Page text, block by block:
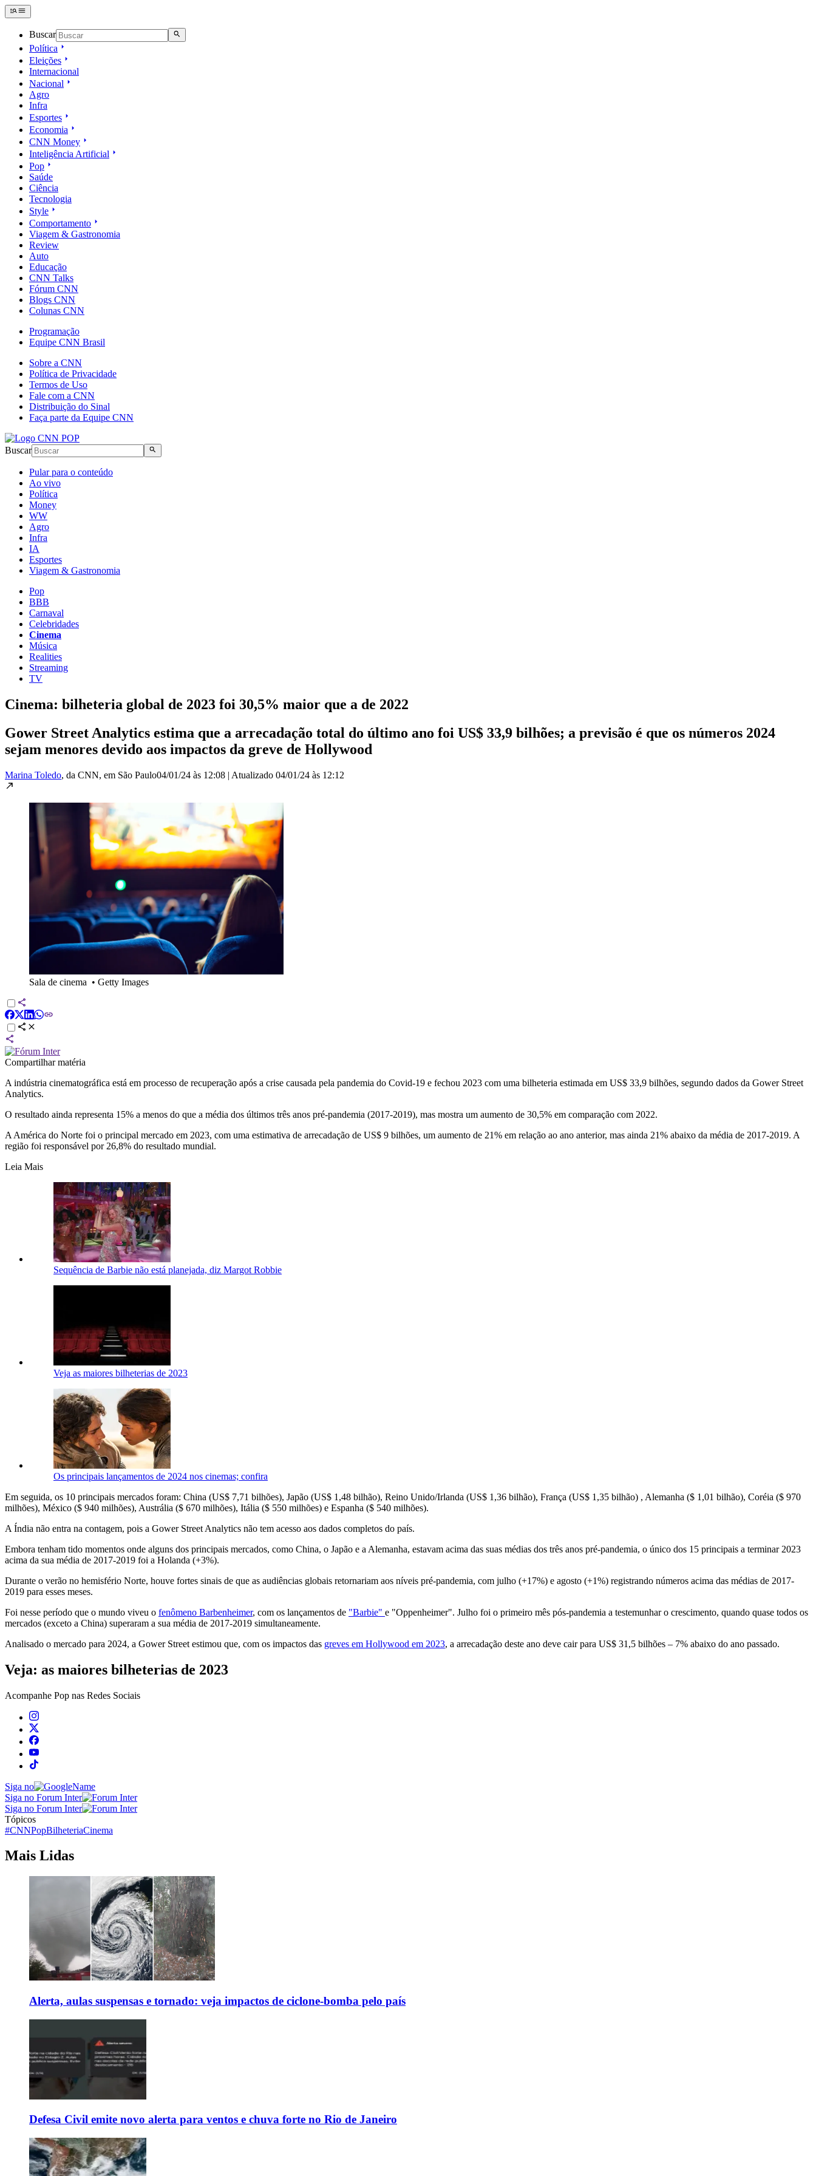
Buscar
Política
Eleições
Internacional
Nacional
Agro
Infra
Esportes
Economia
CNN Money
Inteligência Artificial
Pop
Saúde
Ciência
Tecnologia
Style
Comportamento
Viagem & Gastronomia
Review
Auto
Educação
CNN Talks
Fórum CNN
Blogs CNN
Colunas CNN
Programação
Equipe CNN Brasil
Sobre a CNN
Política de Privacidade
Termos de Uso
Fale com a CNN
Distribuição do Sinal
Faça parte da Equipe CNN
Buscar
Pular para o conteúdo
Ao vivo
Política
Money
WW
Agro
Infra
IA
Esportes
Viagem & Gastronomia
Pop
BBB
Carnaval
Celebridades
Cinema
Música
Realities
Streaming
TV
Cinema: bilheteria global de 2023 foi 30,5% maior que a de 2022
Gower Street Analytics estima que a arrecadação total do último ano foi US$ 33,9 bilhões; a previsão é que os números 2024
sejam menores devido aos impactos da greve de Hollywood
Marina Toledo, da CNN, em São Paulo04/01/24 às 12:08 | Atualizado 04/01/24 às 12:12
Sala de cinema • Getty Images
Compartilhar matéria
A indústria cinematográfica está em processo de recuperação após a crise causada pela pandemia do Covid-19 e fechou 2023 com uma bilheteria estimada em US$ 33,9 bilhões, segundo dados da Gower Street
Analytics.
O resultado ainda representa 15% a menos do que a média dos últimos três anos pré-pandemia (2017-2019), mas mostra um aumento de 30,5% em comparação com 2022.
A América do Norte foi o principal mercado em 2023, com uma estimativa de arrecadação de US$ 9 bilhões, um aumento de 21% em relação ao ano anterior, mas ainda 21% abaixo da média de 2017-2019. A
região foi responsável por 26,8% do resultado mundial.
Leia Mais
Sequência de Barbie não está planejada, diz Margot Robbie
Veja as maiores bilheterias de 2023
Os principais lançamentos de 2024 nos cinemas; confira
Em seguida, os 10 principais mercados foram: China (US$ 7,71 bilhões), Japão (US$ 1,48 bilhão), Reino Unido/Irlanda (US$ 1,36 bilhão), França (US$ 1,35 bilhão) , Alemanha ($ 1,01 bilhão), Coréia ($ 970
milhões), México ($ 940 milhões), Austrália ($ 670 milhões), Itália ($ 550 milhões) e Espanha ($ 540 milhões).
A Índia não entra na contagem, pois a Gower Street Analytics não tem acesso aos dados completos do país.
Embora tenham tido momentos onde alguns dos principais mercados, como China, o Japão e a Alemanha, estavam acima das suas médias dos três anos pré-pandemia, o único dos 15 principais a terminar 2023
acima da sua média de 2017-2019 foi a Holanda (+3%).
Durante o verão no hemisfério Norte, houve fortes sinais de que as audiências globais retornariam aos níveis pré-pandemia, com julho (+17%) e agosto (+1%) registrando números acima das médias de 2017-
2019 para esses meses.
Foi nesse período que o mundo viveu o fenômeno Barbenheimer, com os lançamentos de "Barbie" e "Oppenheimer". Julho foi o primeiro mês pós-pandemia a testemunhar o crescimento, quando quase todos os
mercados (exceto a China) superaram a sua média de 2017-2019 simultaneamente.
Analisado o mercado para 2024, a Gower Street estimou que, com os impactos das greves em Hollywood em 2023, a arrecadação deste ano deve cair para US$ 31,5 bilhões – 7% abaixo do ano passado.
Veja: as maiores bilheterias de 2023
Acompanhe Pop nas Redes Sociais
Siga no
Siga no Forum Inter
Siga no Forum Inter
Tópicos
#CNNPopBilheteriaCinema
Mais Lidas
Alerta, aulas suspensas e tornado: veja impactos de ciclone-bomba pelo país
Defesa Civil emite novo alerta para ventos e chuva forte no Rio de Janeiro